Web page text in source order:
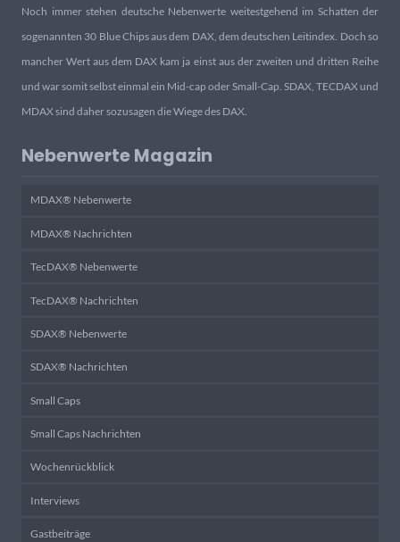
Noch immer stehen deutsche Nebenwerte weitestgehend im Schatten der
sogenannten 30 Blue Chips aus dem DAX, dem deutschen Leitindex. Doch so
mancher Wert aus dem DAX kam ja einst aus der zweiten und dritten Reihe
und war somit selbst einmal ein Mid-cap oder Small-Cap. SDAX, TECDAX und
MDAX sind daher sozusagen die Wiege des DAX.
Nebenwerte Magazin
MDAX® Nebenwerte
MDAX® Nachrichten
TecDAX® Nebenwerte
TecDAX® Nachrichten
SDAX® Nebenwerte
SDAX® Nachrichten
Small Caps
Small Caps Nachrichten
Wochenrückblick
Interviews
Gastbeiträge